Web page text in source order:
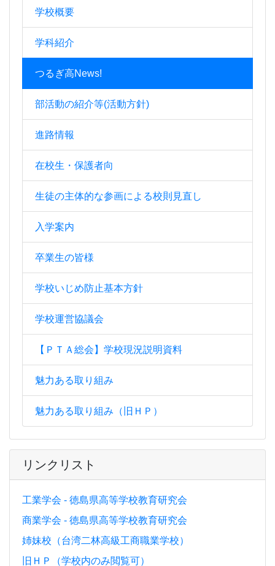
学校概要
学科紹介
つるぎ高News!
部活動の紹介等(活動方針)
進路情報
在校生・保護者向
生徒の主体的な参画による校則見直し
入学案内
卒業生の皆様
学校いじめ防止基本方針
学校運営協議会
【ＰＴＡ総会】学校現況説明資料
魅力ある取り組み
魅力ある取り組み（旧ＨＰ）
リンクリスト
工業学会 - 徳島県高等学校教育研究会
商業学会 - 徳島県高等学校教育研究会
姉妹校（台湾二林高級工商職業学校）
旧ＨＰ（学校内のみ閲覧可）